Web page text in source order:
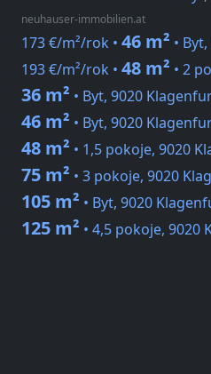
neuhauser-immobilien.at
173 €/m²/rok • 46 m² •
193 €/m²/rok • 48 m² • 2
36 m² • Byt, 9020
46 m² • Byt, 9020
48 m² • 1,5 pokoje, 9020
75 m² • 3 pokoje, 9020
105 m² • Byt, 9020
125 m² • 4,5 pokoje,